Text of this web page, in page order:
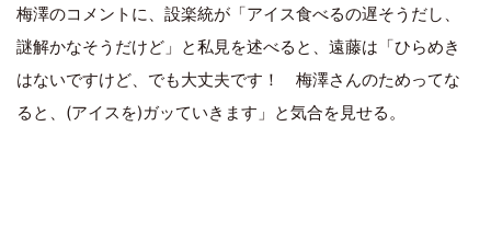
梅澤のコメントに、設楽統が「アイス食べるの遅そうだし、
謎解かなそうだけど」と私見を述べると、遠藤は「ひらめき
はないですけど、でも大丈夫です！ 梅澤さんのためってな
ると、(アイスを)ガッていきます」と気合を見せる。